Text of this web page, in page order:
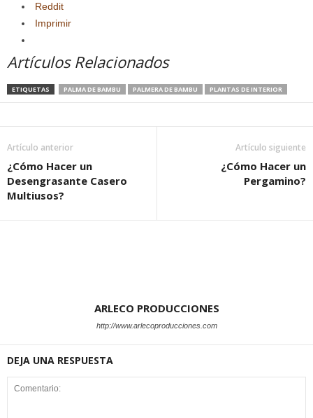
Reddit
Imprimir
Artículos Relacionados
ETIQUETAS PALMA DE BAMBU PALMERA DE BAMBU PLANTAS DE INTERIOR
Artículo anterior
¿Cómo Hacer un
Desengrasante Casero
Multiusos?
Artículo siguiente
¿Cómo Hacer un
Pergamino?
ARLECO PRODUCCIONES
http://www.arlecoproducciones.com
DEJA UNA RESPUESTA